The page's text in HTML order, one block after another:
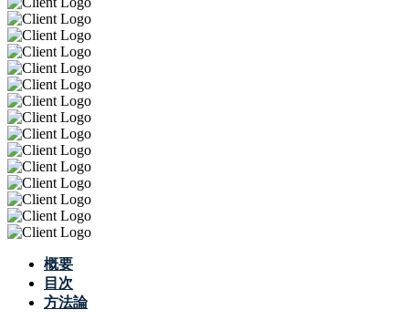
概要
目次
方法論